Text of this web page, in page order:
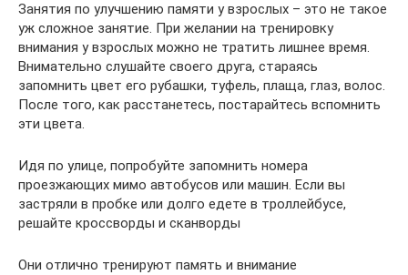
Занятия по улучшению памяти у взрослых – это не такое
уж сложное занятие. При желании на тренировку
внимания у взрослых можно не тратить лишнее время.
Внимательно слушайте своего друга, стараясь
запомнить цвет его рубашки, туфель, плаща, глаз, волос.
После того, как расстанетесь, постарайтесь вспомнить
эти цвета.
Идя по улице, попробуйте запомнить номера
проезжающих мимо автобусов или машин. Если вы
застряли в пробке или долго едете в троллейбусе,
решайте кроссворды и сканворды
Они отлично тренируют память и внимание